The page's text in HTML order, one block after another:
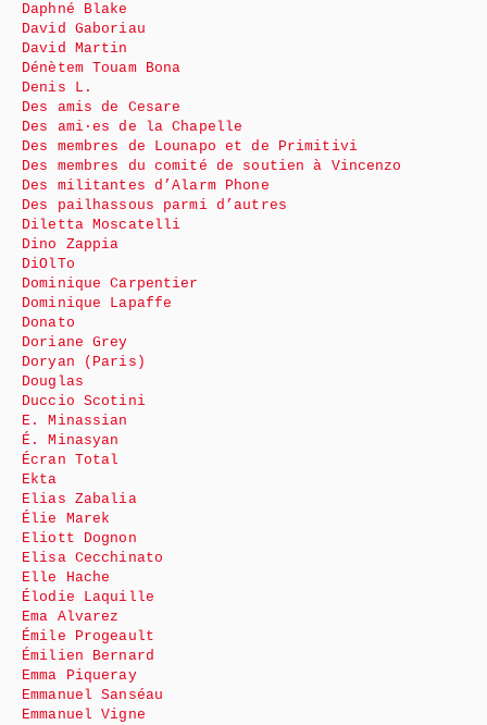
Daphné Blake
David Gaboriau
David Martin
Dénètem Touam Bona
Denis L.
Des amis de Cesare
Des ami·es de la Chapelle
Des membres de Lounapo et de Primitivi
Des membres du comité de soutien à Vincenzo
Des militantes d’Alarm Phone
Des pailhassous parmi d’autres
Diletta Moscatelli
Dino Zappia
DiOlTo
Dominique Carpentier
Dominique Lapaffe
Donato
Doriane Grey
Doryan (Paris)
Douglas
Duccio Scotini
E. Minassian
É. Minasyan
Écran Total
Ekta
Elias Zabalia
Élie Marek
Eliott Dognon
Elisa Cecchinato
Elle Hache
Élodie Laquille
Ema Alvarez
Émile Progeault
Émilien Bernard
Emma Piqueray
Emmanuel Sanséau
Emmanuel Vigne